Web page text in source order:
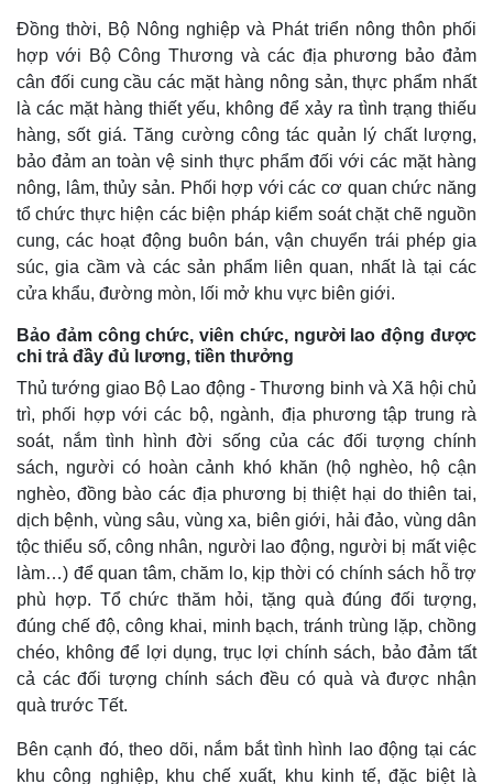
Kinh tế
Bất động sản
Khởi nghiệp
Thị trường
Giá vàng
Tiêu dùng
Tỷ giá
Chứng khoán
Giá cà phê
Đồng thời, Bộ Nông nghiệp và Phát triển nông thôn phối
hợp với Bộ Công Thương và các địa phương bảo đảm
cân đối cung cầu các mặt hàng nông sản, thực phẩm nhất
là các mặt hàng thiết yếu, không để xảy ra tình trạng thiếu
hàng, sốt giá. Tăng cường công tác quản lý chất lượng,
bảo đảm an toàn vệ sinh thực phẩm đối với các mặt hàng
nông, lâm, thủy sản. Phối hợp với các cơ quan chức năng
tổ chức thực hiện các biện pháp kiểm soát chặt chẽ nguồn
cung, các hoạt động buôn bán, vận chuyển trái phép gia
súc, gia cầm và các sản phẩm liên quan, nhất là tại các
cửa khẩu, đường mòn, lối mở khu vực biên giới.
Bảo đảm công chức, viên chức, người lao động được
chi trả đầy đủ lương, tiền thưởng
Thủ tướng giao Bộ Lao động - Thương binh và Xã hội chủ
trì, phối hợp với các bộ, ngành, địa phương tập trung rà
soát, nắm tình hình đời sống của các đối tượng chính
sách, người có hoàn cảnh khó khăn (hộ nghèo, hộ cận
nghèo, đồng bào các địa phương bị thiệt hại do thiên tai,
dịch bệnh, vùng sâu, vùng xa, biên giới, hải đảo, vùng dân
tộc thiểu số, công nhân, người lao động, người bị mất việc
làm…) để quan tâm, chăm lo, kịp thời có chính sách hỗ trợ
phù hợp. Tổ chức thăm hỏi, tặng quà đúng đối tượng,
đúng chế độ, công khai, minh bạch, tránh trùng lặp, chồng
chéo, không để lợi dụng, trục lợi chính sách, bảo đảm tất
cả các đối tượng chính sách đều có quà và được nhận
quà trước Tết.
Bên cạnh đó, theo dõi, nắm bắt tình hình lao động tại các
khu công nghiệp, khu chế xuất, khu kinh tế, đặc biệt là